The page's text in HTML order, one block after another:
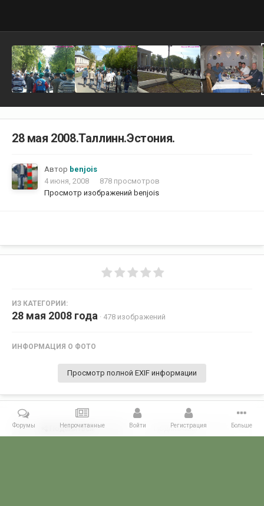
28 мая 2008.Таллинн.Эстония.
Автор benjois
4 июня, 2008
878 просмотров
Просмотр изображений benjois
ИЗ КАТЕГОРИИ:
28 мая 2008 года · 478 изображений
ИНФОРМАЦИЯ О ФОТО
Просмотр полной EXIF информации
Поделиться Подписчики 0
Форумы Непрочитанные Войти Регистрация Больше